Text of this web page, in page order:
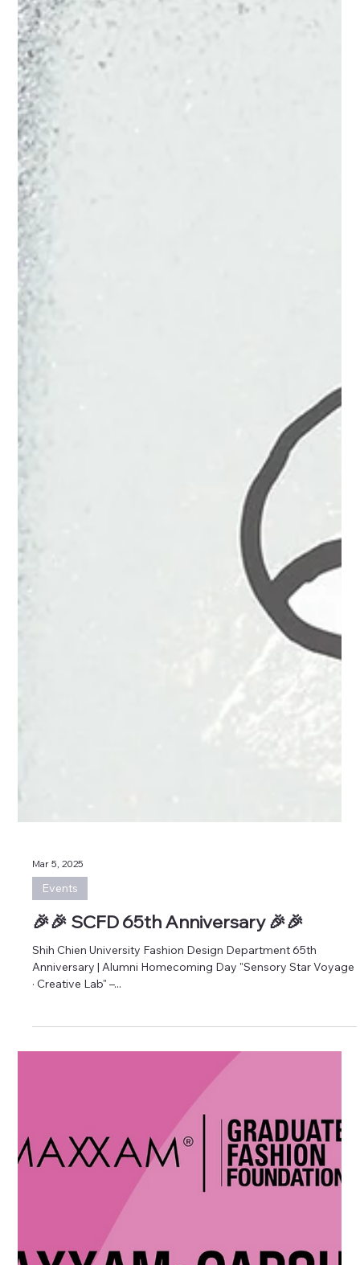
Mar 5, 2025
🎉🎉 SCFD 65th Anniversary 🎉🎉
Shih Chien University Fashion Design Department 65th
Anniversary | Alumni Homecoming Day "Sensory Star Voyage